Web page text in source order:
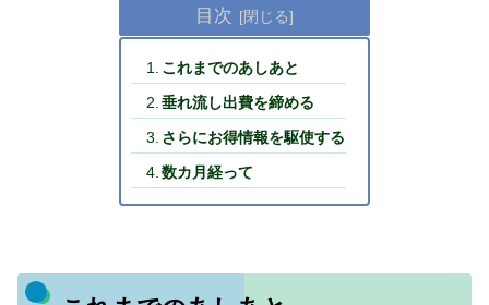
目次
これまでのあしあと
垂れ流し出費を締める
さらにお得情報を駆使する
数カ月経って